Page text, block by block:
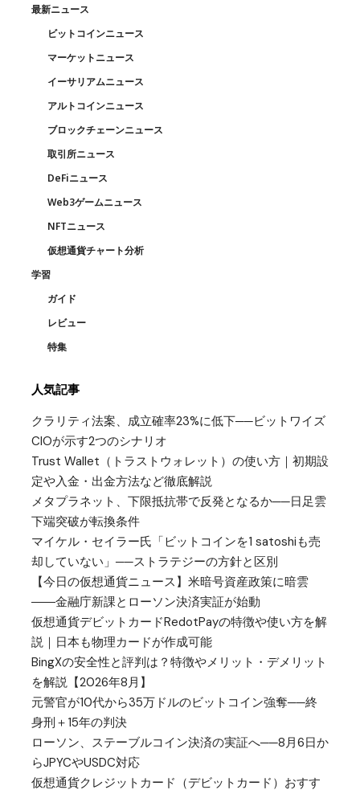
最新ニュース
ビットコインニュース
マーケットニュース
イーサリアムニュース
アルトコインニュース
ブロックチェーンニュース
取引所ニュース
DeFiニュース
Web3ゲームニュース
NFTニュース
仮想通貨チャート分析
学習
ガイド
レビュー
特集
人気記事
クラリティ法案、成立確率23%に低下──ビットワイズ
CIOが示す2つのシナリオ
Trust Wallet（トラストウォレット）の使い方｜初期設
定や入金・出金方法など徹底解説
メタプラネット、下限抵抗帯で反発となるか──日足雲
下端突破が転換条件
マイケル・セイラー氏「ビットコインを1 satoshiも売
却していない」──ストラテジーの方針と区別
【今日の仮想通貨ニュース】米暗号資産政策に暗雲
――金融庁新課とローソン決済実証が始動
仮想通貨デビットカードRedotPayの特徴や使い方を解
説｜日本も物理カードが作成可能
BingXの安全性と評判は？特徴やメリット・デメリット
を解説【2026年8月】
元警官が10代から35万ドルのビットコイン強奪──終
身刑＋15年の判決
ローソン、ステーブルコイン決済の実証へ──8月6日か
らJPYCやUSDC対応
仮想通貨クレジットカード（デビットカード）おすす